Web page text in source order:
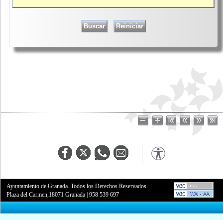
Ayuntamiento de Granada. Todos los Derechos Reservados.
Plaza del Carmen,18071 Granada |958 539 697